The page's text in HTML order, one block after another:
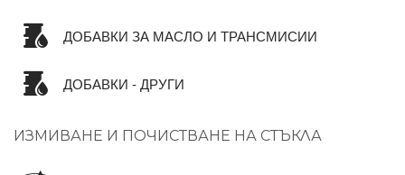
ДОБАВКИ ЗА МАСЛО И ТРАНСМИСИИ
ДОБАВКИ - ДРУГИ
ИЗМИВАНЕ И ПОЧИСТВАНЕ НА СТЪКЛА